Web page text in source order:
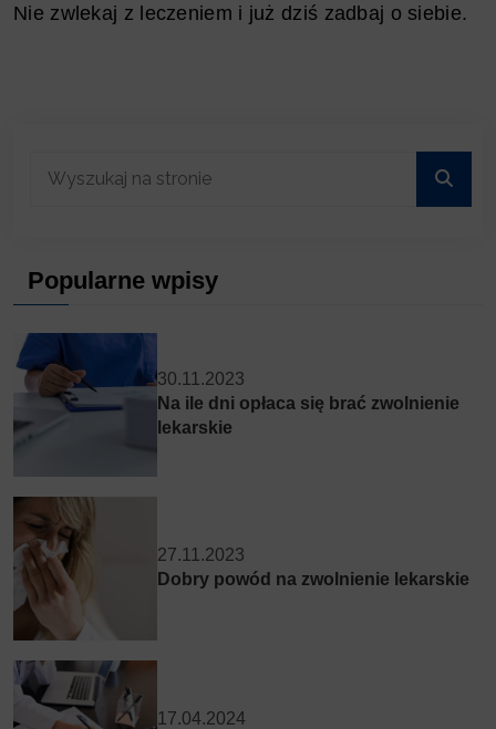
Nie zwlekaj z leczeniem i już dziś zadbaj o siebie.
Popularne wpisy
30.11.2023
Na ile dni opłaca się brać zwolnienie
lekarskie
27.11.2023
Dobry powód na zwolnienie lekarskie
17.04.2024